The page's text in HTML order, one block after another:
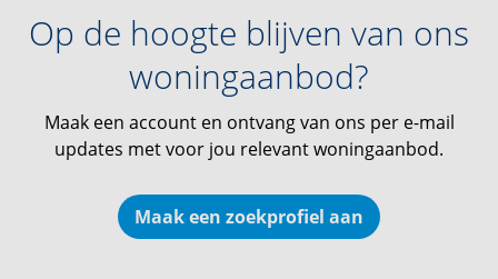
Op de hoogte blijven van ons
woningaanbod?
Maak een account en ontvang van ons per e-mail
updates met voor jou relevant woningaanbod.
Maak een zoekprofiel aan